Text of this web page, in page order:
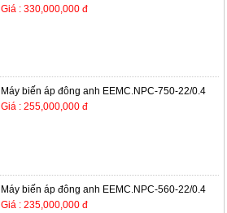
Giá : 330,000,000 đ
Máy biến áp đông anh EEMC.NPC-750-22/0.4
Giá : 255,000,000 đ
Máy biến áp đông anh EEMC.NPC-560-22/0.4
Giá : 235,000,000 đ